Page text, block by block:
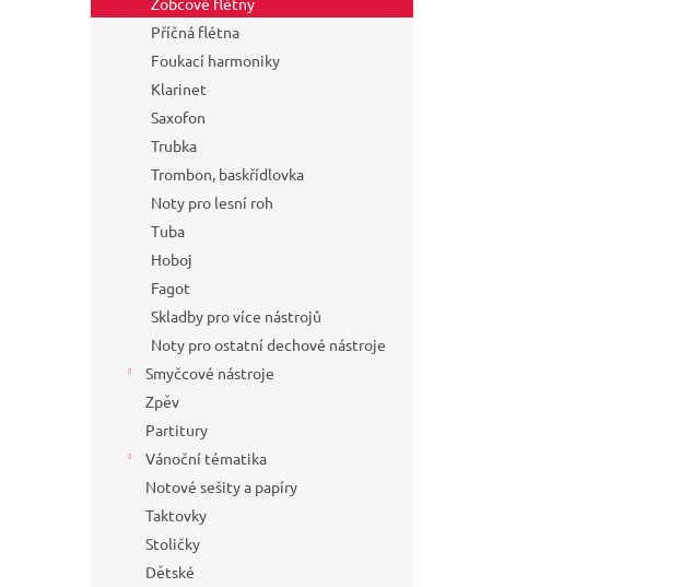
Příčná flétna
Foukací harmoniky
Klarinet
Saxofon
Trubka
Trombon, baskřídlovka
Noty pro lesní roh
Tuba
Hoboj
Fagot
Skladby pro více nástrojů
Noty pro ostatní dechové nástroje
Smyčcové nástroje
Zpěv
Partitury
Vánoční tématika
Notové sešity a papíry
Taktovky
Stoličky
Dětské